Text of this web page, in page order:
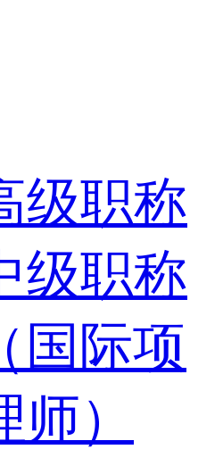
级职称
级职称
国际项
师）